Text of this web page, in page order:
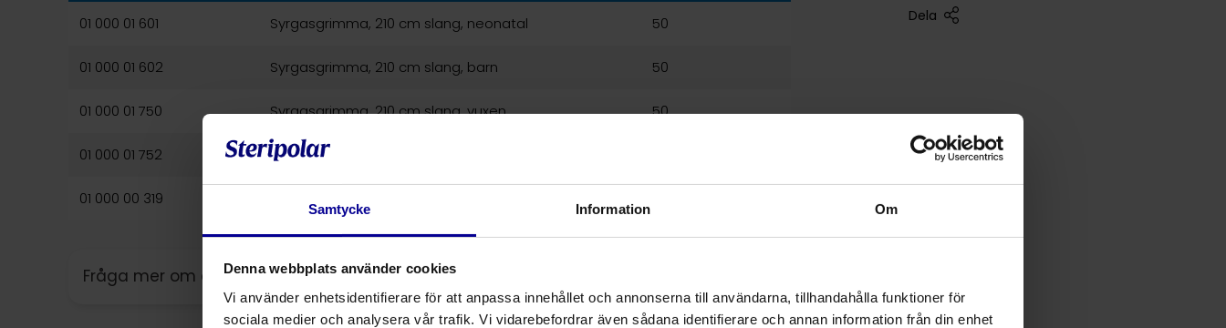
Samtycke Information Om
Denna webbplats använder cookies
Vi använder enhetsidentifierare för att anpassa innehållet och annonserna till användarna, tillhandahålla funktioner för
sociala medier och analysera vår trafik. Vi vidarebefordrar även sådana identifierare och annan information från din enhet
01 000 01 601 Syrgasgrimma, 210 cm slang, neonatal 50
01 000 01 602 Syrgasgrimma, 210 cm slang, barn 50
01 000 01 750 Syrgasgrimma, 210 cm slang, vuxen 50
01 000 01 752 Syrgasgrimma, 210 cm slang, vuxen
01 000 00 319
Fråga mer om denna produkt
Dela